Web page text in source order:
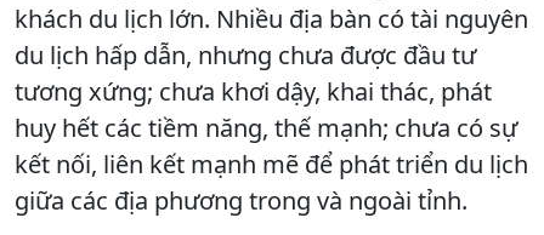
khách du lịch lớn. Nhiều địa bàn có tài nguyên
du lịch hấp dẫn, nhưng chưa được đầu tư
tương xứng; chưa khơi dậy, khai thác, phát
huy hết các tiềm năng, thế mạnh; chưa có sự
kết nối, liên kết mạnh mẽ để phát triển du lịch
giữa các địa phương trong và ngoài tỉnh.